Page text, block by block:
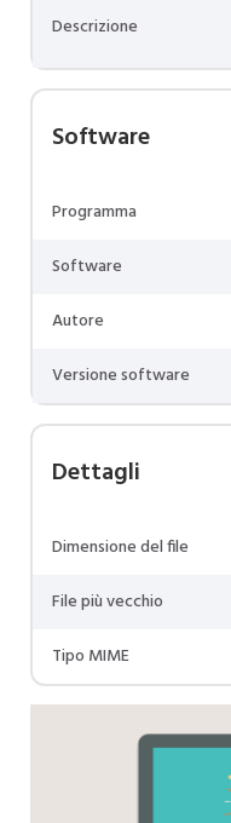
Descrizione
Software
Programma
Software
Autore
Versione software
Dettagli
Dimensione del file
File più vecchio
Tipo MIME